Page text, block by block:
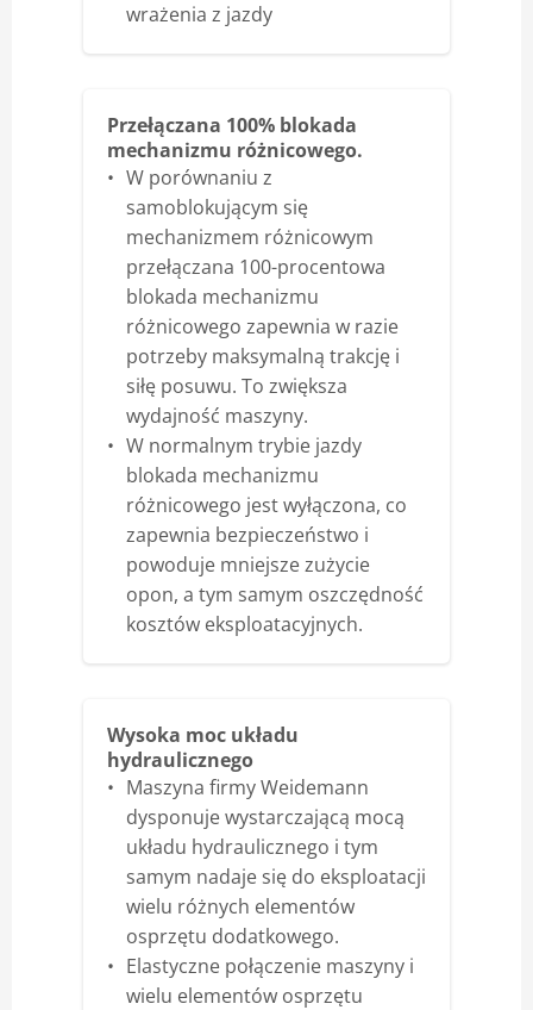
wrażenia z jazdy
Przełączana 100% blokada
mechanizmu różnicowego.
W porównaniu z
samoblokującym się
mechanizmem różnicowym
przełączana 100-procentowa
blokada mechanizmu
różnicowego zapewnia w razie
potrzeby maksymalną trakcję i
siłę posuwu. To zwiększa
wydajność maszyny.
W normalnym trybie jazdy
blokada mechanizmu
różnicowego jest wyłączona, co
zapewnia bezpieczeństwo i
powoduje mniejsze zużycie
opon, a tym samym oszczędność
kosztów eksploatacyjnych.
Wysoka moc układu
hydraulicznego
Maszyna firmy Weidemann
dysponuje wystarczającą mocą
układu hydraulicznego i tym
samym nadaje się do eksploatacji
wielu różnych elementów
osprzętu dodatkowego.
Elastyczne połączenie maszyny i
wielu elementów osprzętu